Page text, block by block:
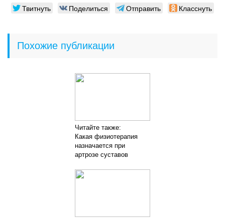
Твитнуть Поделиться Отправить Класснуть
Похожие публикации
Читайте также:
Какая физиотерапия
назначается при
артрозе суставов